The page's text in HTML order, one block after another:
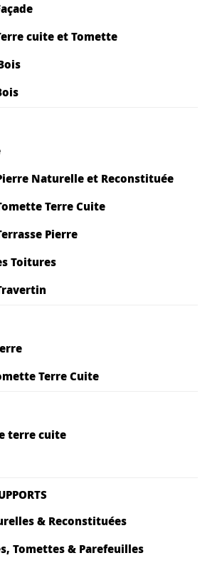
cuite et Tomette
Naturelle et Reconstituée
Terre Cuite
Pierre
Toitures
Terre Cuite
terre cuite
& Reconstituées
Tomettes & Parefeuilles